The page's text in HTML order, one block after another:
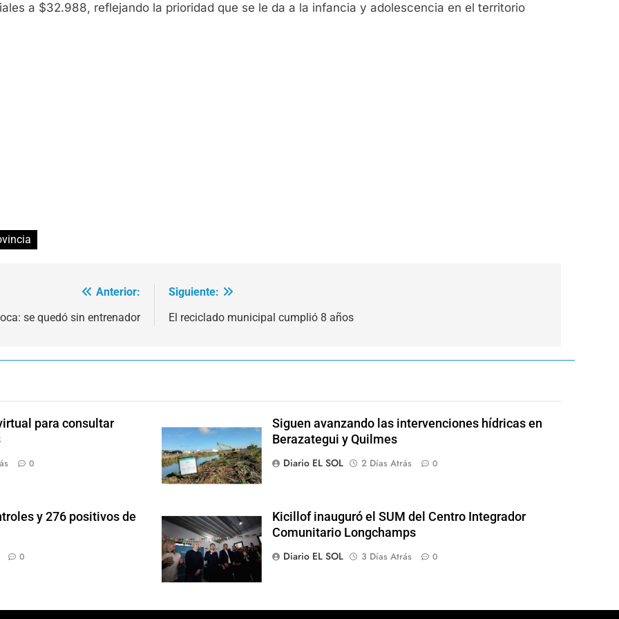
a $32.988, reflejando la prioridad que se le da a la infancia y adolescencia en el territorio
Anterior:
se quedó sin entrenador
Siguiente:
El reciclado municipal cumplió 8 años
para consultar
0
Siguen avanzando las intervenciones hídricas en
Berazategui y Quilmes
Diario EL SOL
2 Días Atrás 0
y 276 positivos de
0
Kicillof inauguró el SUM del Centro Integrador
Comunitario Longchamps
Diario EL SOL
3 Días Atrás 0